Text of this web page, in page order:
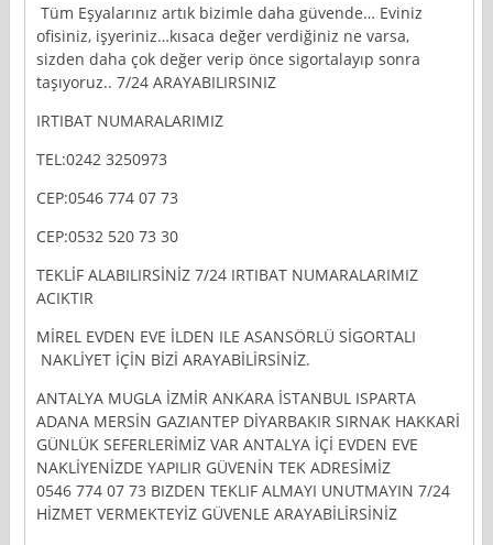
Tüm Eşyalarınız artık bizimle daha güvende… Eviniz
ofisiniz, işyeriniz…kısaca değer verdiğiniz ne varsa,
sizden daha çok değer verip önce sigortalayıp sonra
taşıyoruz.. 7/24 ARAYABILIRSINIZ
IRTIBAT NUMARALARIMIZ
TEL:0242 3250973
CEP:0546 774 07 73
CEP:0532 520 73 30
TEKLİF ALABILIRSİNİZ 7/24 IRTIBAT NUMARALARIMIZ
ACIKTIR
MİREL EVDEN EVE İLDEN ILE ASANSÖRLÜ SİGORTALI
NAKLİYET İÇİN BİZİ ARAYABİLİRSİNİZ.
ANTALYA MUGLA İZMİR ANKARA İSTANBUL ISPARTA
ADANA MERSİN GAZIANTEP DİYARBAKIR SIRNAK HAKKARİ
GÜNLÜK SEFERLERİMİZ VAR ANTALYA İÇİ EVDEN EVE
NAKLİYENİZDE YAPILIR GÜVENİN TEK ADRESİMİZ
0546 774 07 73 BIZDEN TEKLIF ALMAYI UNUTMAYIN 7/24
HİZMET VERMEKTEYİZ GÜVENLE ARAYABİLİRSİNİZ